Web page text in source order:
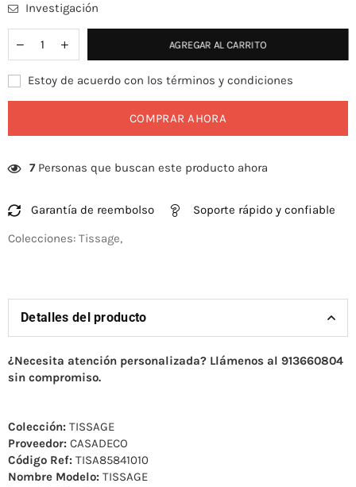
Investigación
AGREGAR AL CARRITO
Estoy de acuerdo con los términos y condiciones
COMPRAR AHORA
7Personas que buscan este producto ahora
Garantía de reembolso
Soporte rápido y confiable
Colecciones: Tissage,
Detalles del producto
¿Necesita atención personalizada? Llámenos al 913660804
sin compromiso.
Colección: TISSAGE
Proveedor: CASADECO
Código Ref: TISA85841010
Nombre Modelo: TISSAGE